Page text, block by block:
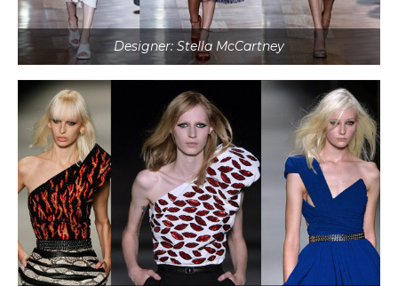
Designer: Stella McCartney